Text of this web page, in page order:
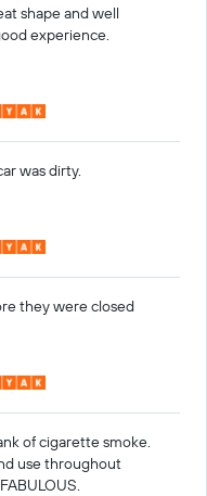
shape and well
experience.
was dirty.
they were closed
of cigarette smoke.
use throughout